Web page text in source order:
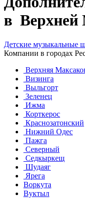
в Верхней
Детские музыкальные
Компании в городах
Верхняя
Визинга
Выльгорт
Зеленец
Ижма
Корткерос
Краснозатонский
Нижний Одес
Пажга
Северный
Седкыркещ
Шудаяг
Ярега
Воркута
Вуктыл